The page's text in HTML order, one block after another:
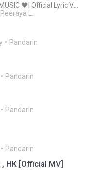
Peeraya L.
Pandarin
Pandarin
Pandarin
Pandarin
HK [Official MV]